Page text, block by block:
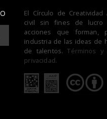
El Círculo de Creatividad
civil sin fines de lucro
acciones que forman,
industria de las ideas de
de talentos.Términos y
privacidad.